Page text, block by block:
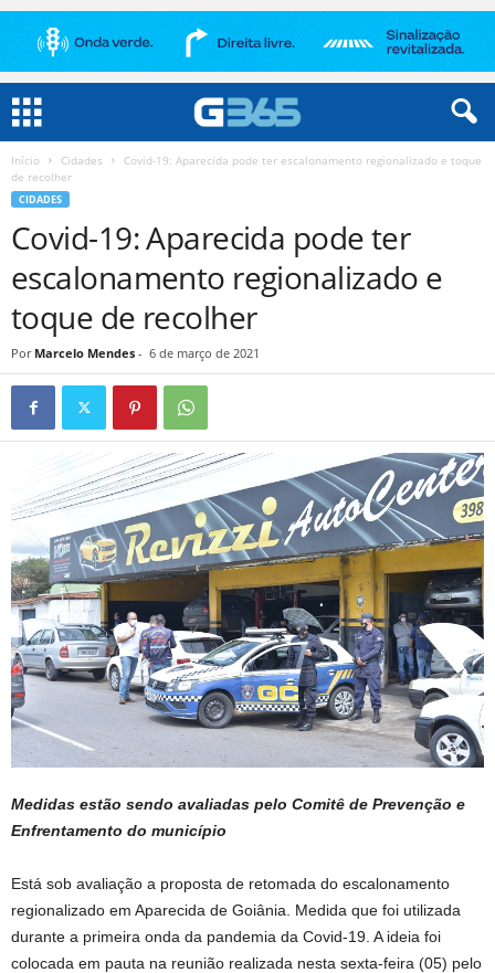
Início Cidades
Covid-19: Aparecida pode ter escalonamento regionalizado e toque
de recolher
CIDADES
Covid-19: Aparecida pode ter
escalonamento regionalizado e
toque de recolher
Por Marcelo Mendes - 6 de março de 2021
Medidas estão sendo avaliadas pelo Comitê de Prevenção e
Enfrentamento do município
Está sob avaliação a proposta de retomada do escalonamento
regionalizado em Aparecida de Goiânia. Medida que foi utilizada
durante a primeira onda da pandemia da Covid-19. A ideia foi
colocada em pauta na reunião realizada nesta sexta-feira (05) pelo